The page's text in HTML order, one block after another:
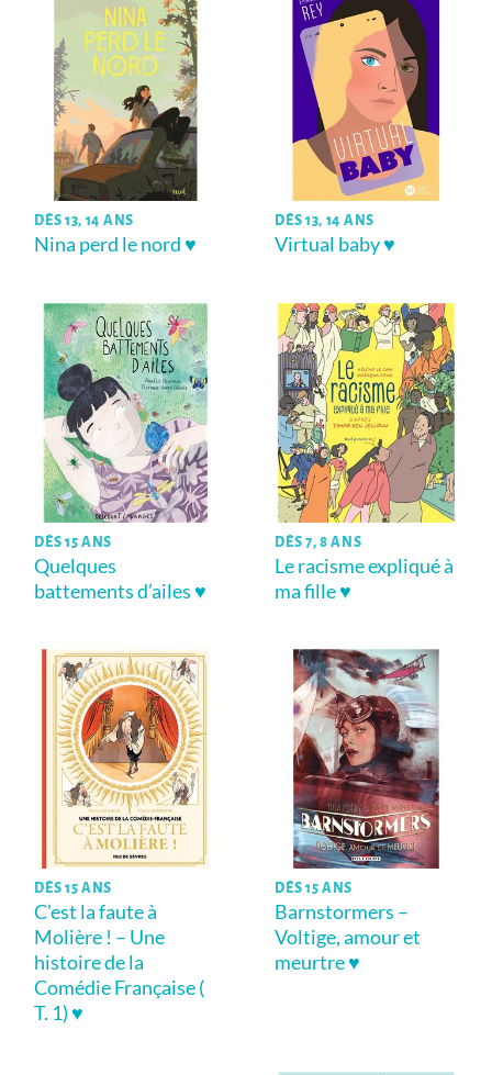
DÈS 13, 14 ANS
Nina perd le nord ♥
DÈS 13, 14 ANS
Virtual baby ♥
DÈS 15 ANS
Quelques
battements d’ailes ♥
DÈS 7, 8 ANS
Le racisme expliqué à
ma fille ♥
DÈS 15 ANS
C’est la faute à
Molière ! – Une
histoire de la
Comédie Française (
T. 1) ♥
DÈS 15 ANS
Barnstormers –
Voltige, amour et
meurtre ♥